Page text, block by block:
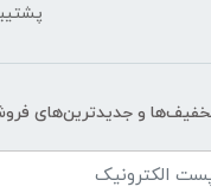
پشتیبانی
و جدیدترین‌های